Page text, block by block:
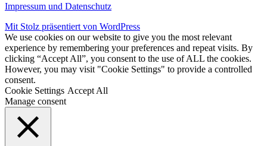
Impressum und Datenschutz
Mit Stolz präsentiert von WordPress
We use cookies on our website to give you the most relevant
experience by remembering your preferences and repeat visits. By
clicking “Accept All”, you consent to the use of ALL the cookies.
However, you may visit "Cookie Settings" to provide a controlled
consent.
Cookie Settings Accept All
Manage consent